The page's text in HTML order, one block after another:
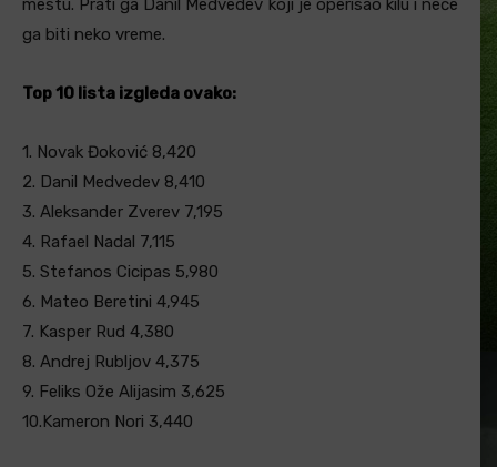
mestu. Prati ga Danil Medvedev koji je operisao kilu i neće
ga biti neko vreme.
Top 10 lista izgleda ovako:
1. Novak Đoković 8,420
2. Danil Medvedev 8,410
3. Aleksander Zverev 7,195
4. Rafael Nadal 7,115
5. Stefanos Cicipas 5,980
6. Mateo Beretini 4,945
7. Kasper Rud 4,380
8. Andrej Rubljov 4,375
9. Feliks Ože Alijasim 3,625
10.Kameron Nori 3,440